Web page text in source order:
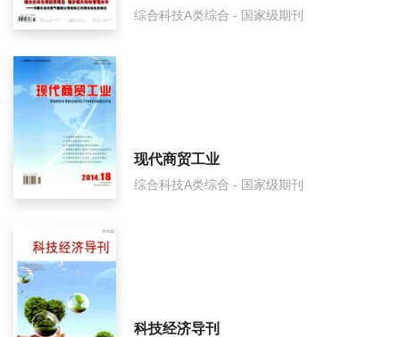
综合科技A类综合 - 国家级期刊
现代商贸工业
综合科技A类综合 - 国家级期刊
科技经济导刊